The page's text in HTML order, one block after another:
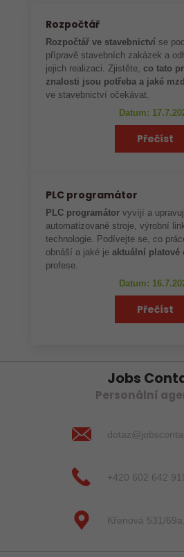
Rozpočtář
Rozpočtář ve stavebnictví se
přípravě stavebních zakázek a
jejich realizaci. Zjistěte,co tato
znalosti jsou potřeba a jaké
ve stavebnictví očekávat.
Datum:
Přečíst
PLC programátor
PLC programátor vyvíjí a
automatizované stroje, výrobní
technologie. Podívejte se, co
obnáší a jaké je aktuální platové
profese.
Datum:
Přečíst
Jobs
Personální
+420 602 642
Křenová 531/